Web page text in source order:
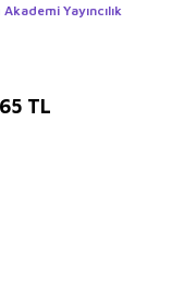
Yayıncılık
TL